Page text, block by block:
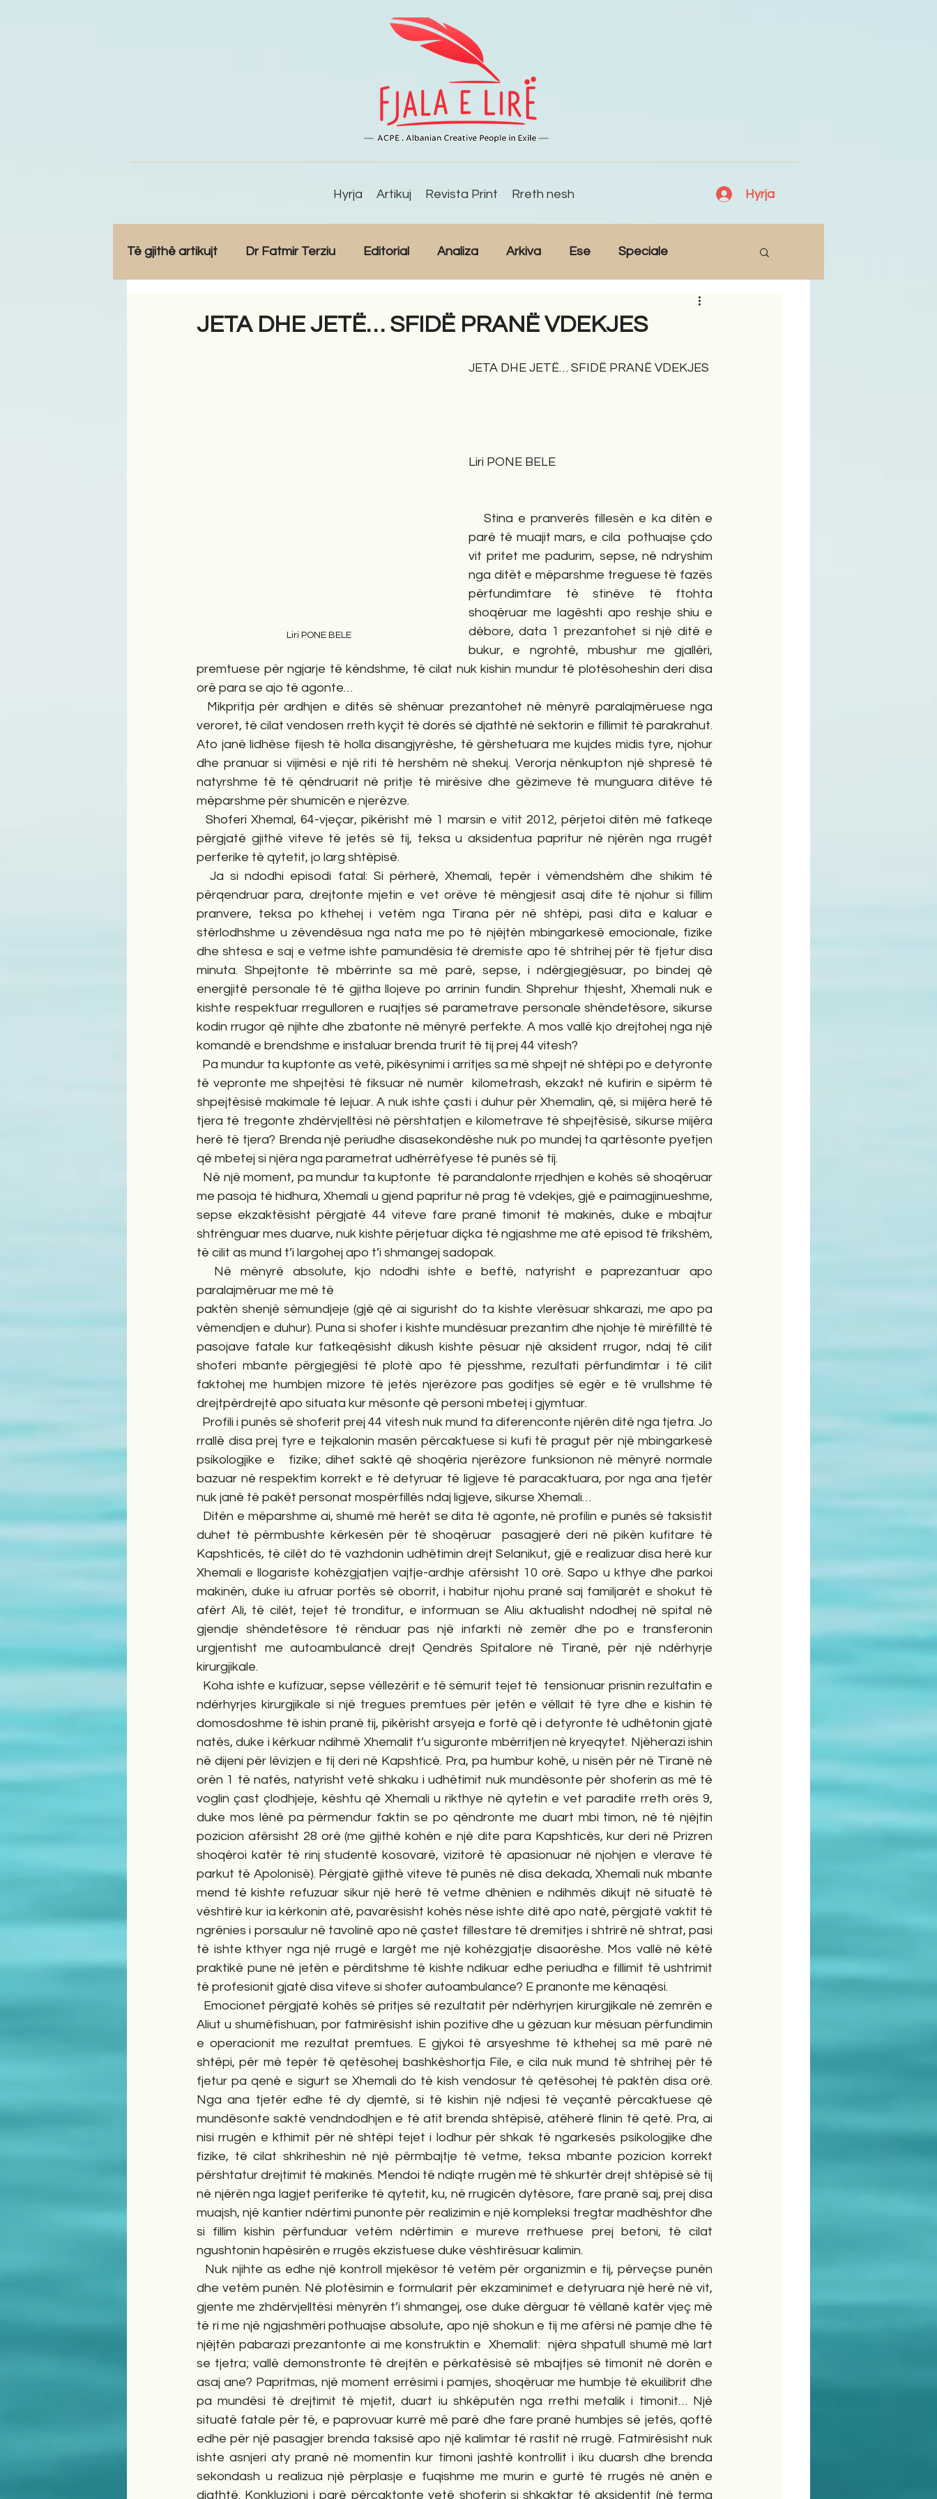
Hyrja Artikuj Revista Print Rreth nesh Hyrja
Të gjithë artikujt Dr Fatmir Terziu Editorial Analiza Arkiva Ese Speciale
Romane English Përkthime
JETA DHE JETË… SFIDË PRANË VDEKJES
Liri PONE BELE
JETA DHE JETË… SFIDË PRANË VDEKJES
Liri PONE BELE
parë të muajit mars, e cila  pothuajse çdo
vit pritet me padurim, sepse, në ndryshim
nga ditët e mëparshme treguese të fazës
përfundimtare të stinëve të ftohta
shoqëruar me lagështi apo reshje shiu e
dëbore, data 1 prezantohet si një ditë e
bukur, e ngrohtë, mbushur me gjallëri,
premtuese për ngjarje të këndshme, të cilat nuk kishin mundur të plotësoheshin deri disa
orë para se ajo të agonte…
veroret, të cilat vendosen rreth kyçit të dorës së djathtë në sektorin e fillimit të parakrahut.
Ato janë lidhëse fijesh të holla disangjyrëshe, të gërshetuara me kujdes midis tyre, njohur
dhe pranuar si vijimësi e një riti të hershëm në shekuj. Verorja nënkupton një shpresë të
natyrshme të të qëndruarit në pritje të mirësive dhe gëzimeve të munguara ditëve të
mëparshme për shumicën e njerëzve.
përgjatë gjithë viteve të jetës së tij, teksa u aksidentua papritur në njërën nga rrugët
perferike të qytetit, jo larg shtëpisë.
përqendruar para, drejtonte mjetin e vet orëve të mëngjesit asaj dite të njohur si fillim
pranvere, teksa po kthehej i vetëm nga Tirana për në shtëpi, pasi dita e kaluar e
stërlodhshme u zëvendësua nga nata me po të njëjtën mbingarkesë emocionale, fizike
dhe shtesa e saj e vetme ishte pamundësia të dremiste apo të shtrihej për të fjetur disa
minuta. Shpejtonte të mbërrinte sa më parë, sepse, i ndërgjegjësuar, po bindej që
energjitë personale të të gjitha llojeve po arrinin fundin. Shprehur thjesht, Xhemali nuk e
kishte respektuar rregulloren e ruajtjes së parametrave personale shëndetësore, sikurse
kodin rrugor që njihte dhe zbatonte në mënyrë perfekte. A mos vallë kjo drejtohej nga një
komandë e brendshme e instaluar brenda trurit të tij prej 44 vitesh?
të vepronte me shpejtësi të fiksuar në numër  kilometrash, ekzakt në kufirin e sipërm të
shpejtësisë makimale të lejuar. A nuk ishte çasti i duhur për Xhemalin, që, si mijëra herë të
tjera të tregonte zhdërvjelltësi në përshtatjen e kilometrave të shpejtësisë, sikurse mijëra
herë të tjera? Brenda një periudhe disasekondëshe nuk po mundej ta qartësonte pyetjen
që mbetej si njëra nga parametrat udhërrëfyese të punës së tij.
me pasoja të hidhura, Xhemali u gjend papritur në prag të vdekjes, gjë e paimagjinueshme,
sepse ekzaktësisht përgjatë 44 viteve fare pranë timonit të makinës, duke e mbajtur
shtrënguar mes duarve, nuk kishte përjetuar diçka të ngjashme me atë episod të frikshëm,
të cilit as mund t’i largohej apo t’i shmangej sadopak.
paralajmëruar me më të
paktën shenjë sëmundjeje (gjë që ai sigurisht do ta kishte vlerësuar shkarazi, me apo pa
vëmendjen e duhur). Puna si shofer i kishte mundësuar prezantim dhe njohje të mirëfilltë të
pasojave fatale kur fatkeqësisht dikush kishte pësuar një aksident rrugor, ndaj të cilit
shoferi mbante përgjegjësi të plotë apo të pjesshme, rezultati përfundimtar i të cilit
faktohej me humbjen mizore të jetës njerëzore pas goditjes së egër e të vrullshme të
drejtpërdrejtë apo situata kur mësonte që personi mbetej i gjymtuar.
rrallë disa prej tyre e tejkalonin masën përcaktuese si kufi të pragut për një mbingarkesë
psikologjike e   fizike; dihet saktë që shoqëria njerëzore funksionon në mënyrë normale
bazuar në respektim korrekt e të detyruar të ligjeve të paracaktuara, por nga ana tjetër
nuk janë të pakët personat mospërfillës ndaj ligjeve, sikurse Xhemali…
duhet të përmbushte kërkesën për të shoqëruar  pasagjerë deri në pikën kufitare të
Kapshticës, të cilët do të vazhdonin udhëtimin drejt Selanikut, gjë e realizuar disa herë kur
Xhemali e llogariste kohëzgjatjen vajtje-ardhje afërsisht 10 orë. Sapo u kthye dhe parkoi
makinën, duke iu afruar portës së oborrit, i habitur njohu pranë saj familjarët e shokut të
afërt Ali, të cilët, tejet të tronditur, e informuan se Aliu aktualisht ndodhej në spital në
gjendje shëndetësore të rënduar pas një infarkti në zemër dhe po e transferonin
urgjentisht me autoambulancë drejt Qendrës Spitalore në Tiranë, për një ndërhyrje
kirurgjikale.
ndërhyrjes kirurgjikale si një tregues premtues për jetën e vëllait të tyre dhe e kishin të
domosdoshme të ishin pranë tij, pikërisht arsyeja e fortë që i detyronte të udhëtonin gjatë
natës, duke i kërkuar ndihmë Xhemalit t’u siguronte mbërritjen në kryeqytet. Njëherazi ishin
në dijeni për lëvizjen e tij deri në Kapshticë. Pra, pa humbur kohë, u nisën për në Tiranë në
orën 1 të natës, natyrisht vetë shkaku i udhëtimit nuk mundësonte për shoferin as më të
voglin çast çlodhjeje, kështu që Xhemali u rikthye në qytetin e vet paradite rreth orës 9,
duke mos lënë pa përmendur faktin se po qëndronte me duart mbi timon, në të njëjtin
pozicion afërsisht 28 orë (me gjithë kohën e një dite para Kapshticës, kur deri në Prizren
shoqëroi katër të rinj studentë kosovarë, vizitorë të apasionuar në njohjen e vlerave të
parkut të Apolonisë). Përgjatë gjithë viteve të punës në disa dekada, Xhemali nuk mbante
mend të kishte refuzuar sikur një herë të vetme dhënien e ndihmës dikujt në situatë të
vështirë kur ia kërkonin atë, pavarësisht kohës nëse ishte ditë apo natë, përgjatë vaktit të
ngrënies i porsaulur në tavolinë apo në çastet fillestare të dremitjes i shtrirë në shtrat, pasi
të ishte kthyer nga një rrugë e largët me një kohëzgjatje disaorëshe. Mos vallë në këtë
praktikë pune në jetën e përditshme të kishte ndikuar edhe periudha e fillimit të ushtrimit
të profesionit gjatë disa viteve si shofer autoambulance? E pranonte me kënaqësi.
Aliut u shumëfishuan, por fatmirësisht ishin pozitive dhe u gëzuan kur mësuan përfundimin
e operacionit me rezultat premtues. E gjykoi të arsyeshme të kthehej sa më parë në
shtëpi, për më tepër të qetësohej bashkëshortja File, e cila nuk mund të shtrihej për të
fjetur pa qenë e sigurt se Xhemali do të kish vendosur të qetësohej të paktën disa orë.
Nga ana tjetër edhe të dy djemtë, si të kishin një ndjesi të veçantë përcaktuese që
mundësonte saktë vendndodhjen e të atit brenda shtëpisë, atëherë flinin të qetë. Pra, ai
nisi rrugën e kthimit për në shtëpi tejet i lodhur për shkak të ngarkesës psikologjike dhe
fizike, të cilat shkriheshin në një përmbajtje të vetme, teksa mbante pozicion korrekt
përshtatur drejtimit të makinës. Mendoi të ndiqte rrugën më të shkurtër drejt shtëpisë së tij
në njërën nga lagjet periferike të qytetit, ku, në rrugicën dytësore, fare pranë saj, prej disa
muajsh, një kantier ndërtimi punonte për realizimin e një kompleksi tregtar madhështor dhe
si fillim kishin përfunduar vetëm ndërtimin e mureve rrethuese prej betoni, të cilat
ngushtonin hapësirën e rrugës ekzistuese duke vështirësuar kalimin.
dhe vetëm punën. Në plotësimin e formularit për ekzaminimet e detyruara një herë në vit,
gjente me zhdërvjelltësi mënyrën t’i shmangej, ose duke dërguar të vëllanë katër vjeç më
të ri me një ngjashmëri pothuajse absolute, apo një shokun e tij me afërsi në pamje dhe të
njëjtën pabarazi prezantonte ai me konstruktin e  Xhemalit:  njëra shpatull shumë më lart
se tjetra; vallë demonstronte të drejtën e përkatësisë së mbajtjes së timonit në dorën e
asaj ane? Papritmas, një moment errësimi i pamjes, shoqëruar me humbje të ekuilibrit dhe
pa mundësi të drejtimit të mjetit, duart iu shkëputën nga rrethi metalik i timonit… Një
situatë fatale për të, e paprovuar kurrë më parë dhe fare pranë humbjes së jetës, qoftë
edhe për një pasagjer brenda taksisë apo një kalimtar të rastit në rrugë. Fatmirësisht nuk
ishte asnjeri aty pranë në momentin kur timoni jashtë kontrollit i iku duarsh dhe brenda
sekondash u realizua një përplasje e fuqishme me murin e gurtë të rrugës në anën e
djathtë. Konkluzioni i parë përcaktonte vetë shoferin si shkaktar të aksidentit (në terma